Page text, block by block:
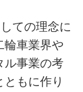
ての理念に
輪車業界や
ル事業の考
もに作り